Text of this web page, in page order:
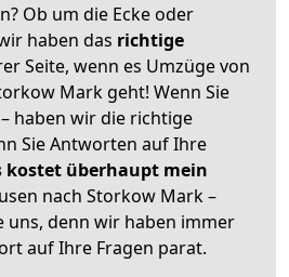
Ob um die Ecke oder
haben das richtige
Seite, wenn es Umzüge von
Mark geht! Wenn Sie
haben wir die richtige
Sie Antworten auf Ihre
kostet überhaupt mein
nach Storkow Mark –
uns, denn wir haben immer
auf Ihre Fragen parat.